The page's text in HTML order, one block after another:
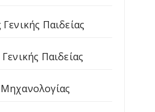
Παιδείας
Παιδείας